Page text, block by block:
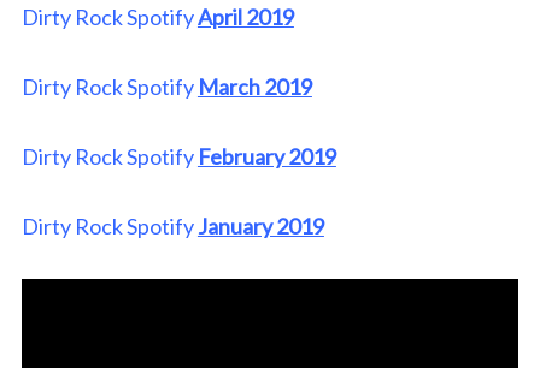
Dirty Rock SpotifyApril 2019
Dirty Rock Spotify March 2019
Dirty Rock Spotify February 2019
Dirty Rock SpotifyJanuary 2019